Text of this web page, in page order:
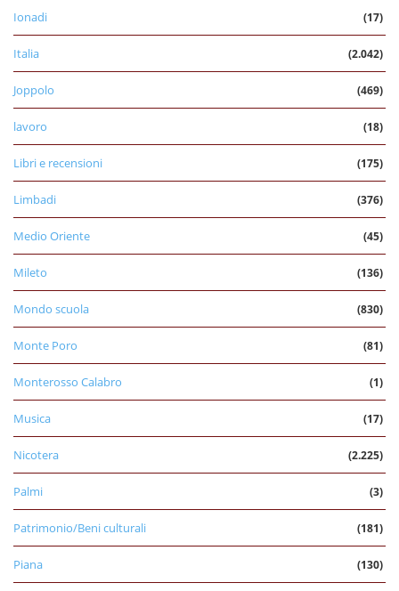
Ionadi (17)
Italia (2.042)
Joppolo (469)
lavoro (18)
Libri e recensioni (175)
Limbadi (376)
Medio Oriente (45)
Mileto (136)
Mondo scuola (830)
Monte Poro (81)
Monterosso Calabro (1)
Musica (17)
Nicotera (2.225)
Palmi (3)
Patrimonio/Beni culturali (181)
Piana (130)